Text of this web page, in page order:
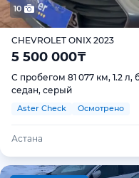
10
CHEVROLET ONIX 2023
5 500 000₸
С пробегом 81 077 км, 1.2
седан, серый
Aster Check Осмотрено
Астана